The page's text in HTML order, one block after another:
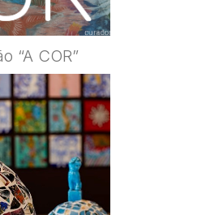
“A COR”